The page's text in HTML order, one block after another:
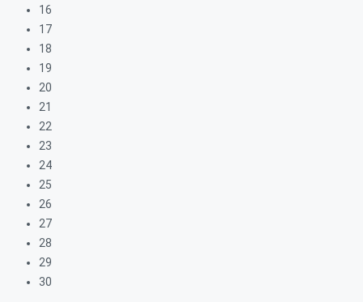
16
17
18
19
20
21
22
23
24
25
26
27
28
29
30